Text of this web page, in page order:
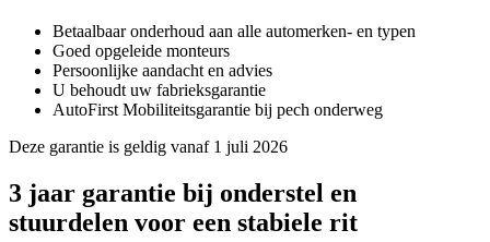
Betaalbaar onderhoud aan alle automerken- en typen
Goed opgeleide monteurs
Persoonlijke aandacht en advies
U behoudt uw fabrieksgarantie
AutoFirst Mobiliteitsgarantie bij pech onderweg
Deze garantie is geldig vanaf 1 juli 2026
3 jaar garantie bij onderstel en
stuurdelen voor een stabiele rit